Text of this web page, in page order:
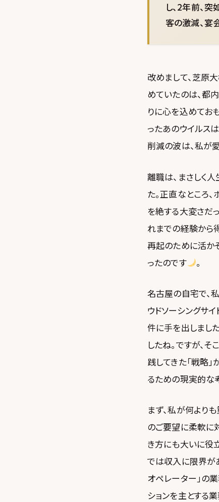
し、2年前、
客の激減、宴
改めまして、芝原
めていたのは、都
りに心を込めてお
ったあのウイルス
削減の波は、私が
離職は、まさしく
た。正直なところ
を絶する大変さだ
れまでの経験から
再起のために活か
ったのです
。
名古屋の自宅で、
ウドソーシングサ
件に手を出しまし
したね。ですが、
践してきた「戦略
るための現実的な
まず、私が何より
のご要望に柔軟に
き方にも大いに役
では収入に限界が
オペレーター」の
ションを主とする